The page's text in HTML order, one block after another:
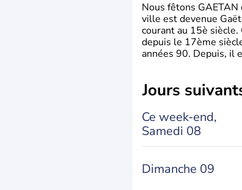
Nous fêtons
ville est devenue
courant au 15è siècle.
depuis le 17ème
années 90. Depuis, il
jours
Ce week-end,
Samedi 08
Dimanche 09